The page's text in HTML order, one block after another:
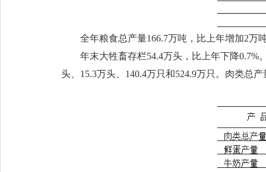
全年粮食总产量166.7万吨，比上年增加2万
年末大牲畜存栏54.4万头，比上年下降0.7%
头、15.3万头、140.4万只和524.9万只。肉类总